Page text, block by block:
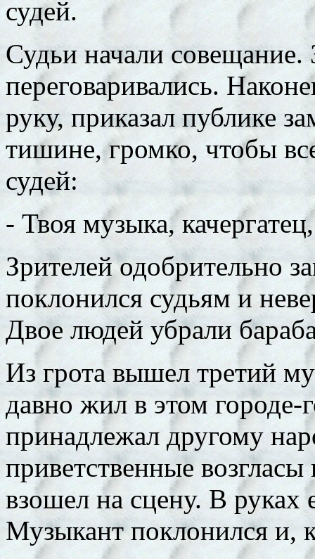
судей.
Судьи начали совещание.
переговаривались.
руку, приказал публике
тишине, громко, чтобы
судей:
- Твоя музыка,
Зрителей одобрительно
поклонился судьям и
Двое людей убрали
Из грота вышел третий
давно жил в этом городе-
принадлежал другому
приветственные
взошел на сцену. В руках
Музыкант поклонился и,